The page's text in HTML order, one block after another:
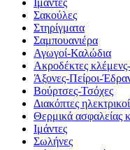
Ιμάντες
Σακούλες
Στηρίγματα
Σαμπουανιέρα
Αγωγοί-Καλώδια
Ακροδέκτες
Άξονες-Πείροι-
Βούρτσες-Τσόχες
Διακόπτες
Θερμικά ασφαλείας
Ιμάντες
Σωλήνες